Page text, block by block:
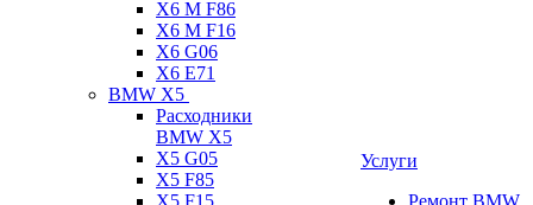
X6 M F86
X6 M F16
X6 G06
X6 E71
BMW X5
Расходники
BMW X5
X5 G05
X5 F85
X5 F15
Услуги
Ремонт BMW